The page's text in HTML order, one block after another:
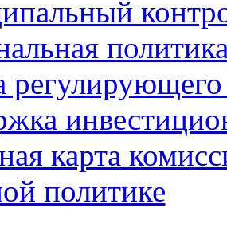
регулирующего
карта
политике